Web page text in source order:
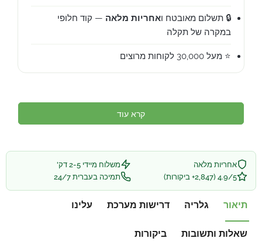
🔒 תשלום מאובטח ואחריות מלאה — קוד חלופי
במקרה של תקלה
⭐ מעל 30,000 לקוחות מרוצים
קרא עוד
אחריות מלאה
משלוח מיידי 2-5 דק'
4.9/5 (2,847+ ביקורות)
תמיכה בעברית 24/7
תיאור גלריה דרישות מערכת עלינו
שאלות ותשובות ביקורות